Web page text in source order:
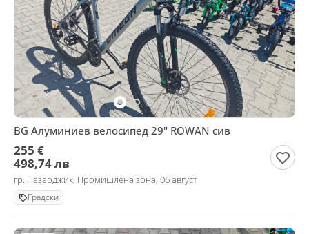
BG Алуминиев велосипед 29" ROWAN сив
255 €
498,74 лв
гр. Пазарджик, Промишлена зона, 06 август
Градски